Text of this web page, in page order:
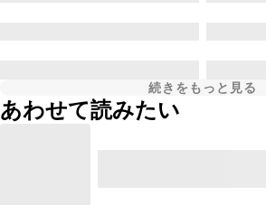
続きをもっと見る
あわせて読みたい